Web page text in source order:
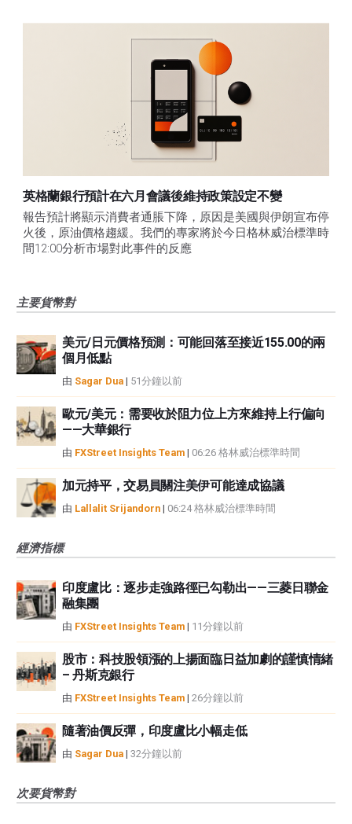
英格蘭銀行預計在六月會議後維持政策設定不變
報告預計將顯示消費者通脹下降，原因是美國與伊朗宣布停
火後，原油價格趨緩。我們的專家將於今日格林威治標準時
間12:00分析市場對此事件的反應
主要貨幣對
美元/日元價格預測：可能回落至接近155.00的兩
個月低點
由 Sagar Dua | 51分鐘以前
歐元/美元：需要收於阻力位上方來維持上行偏向
——大華銀行
由 FXStreet Insights Team | 06:26 格林威治標準時間
加元持平，交易員關注美伊可能達成協議
由 Lallalit Srijandorn | 06:24 格林威治標準時間
經濟指標
印度盧比：逐步走強路徑已勾勒出——三菱日聯金
融集團
由 FXStreet Insights Team | 11分鐘以前
股市：科技股領漲的上揚面臨日益加劇的謹慎情緒
– 丹斯克銀行
由 FXStreet Insights Team | 26分鐘以前
隨著油價反彈，印度盧比小幅走低
由 Sagar Dua | 32分鐘以前
次要貨幣對